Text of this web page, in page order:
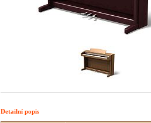
Detailní popis